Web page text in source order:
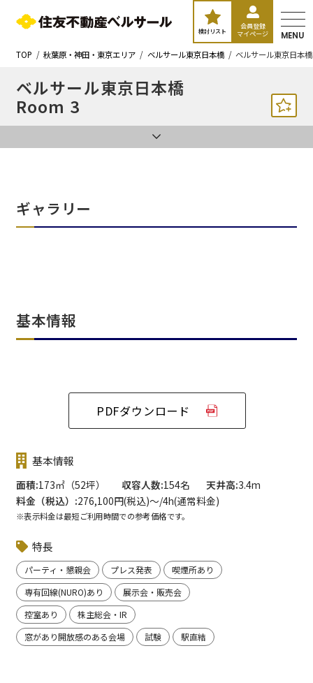
検討リスト
会員登録
マイページ
MENU
TOP
秋葉原・神田・東京エリア ベルサール東京日本橋 ベルサール東京日
ベルサール東京日本橋
Room 3
ギャラリー
基本情報
PDFダウンロード
基本情報
面積 173㎡（52坪） 収容人数 154名 天井高 3.4m
料金（税込）
276,100円(税込)〜/4h(通常料金)
※表示料金は最短ご利用時間での参考価格です。
特長
パーティ・懇親会 プレス発表
喫煙所あり
専有回線(NURO)あり
展示会・販売会
控室あり
株主総会・IR
窓があり開放感のある会場
試験 駅直結